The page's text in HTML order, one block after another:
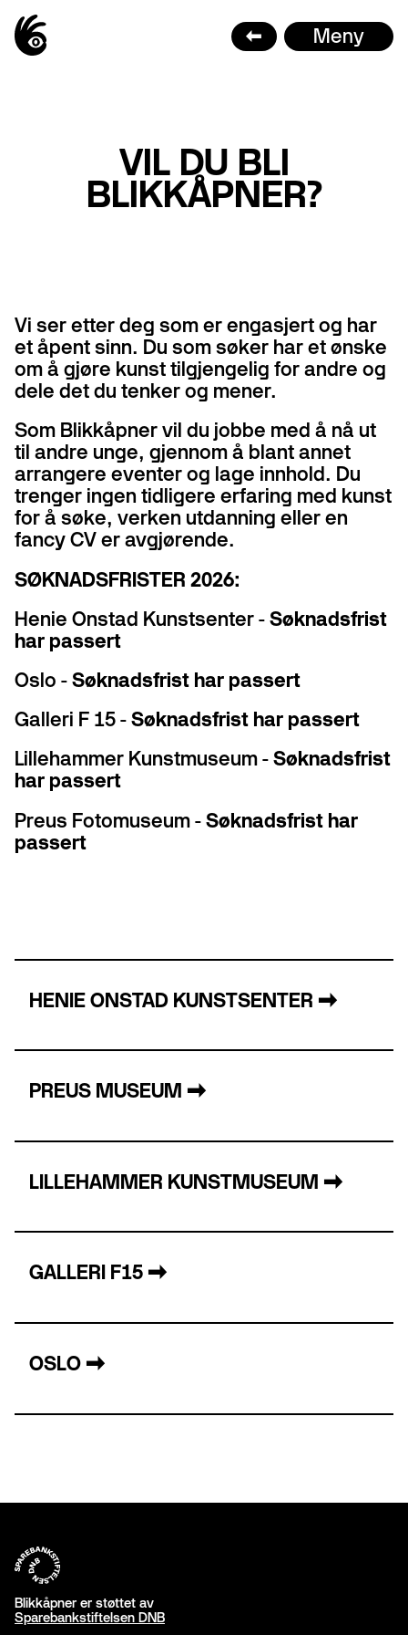
← Meny
VIL DU BLI
BLIKKÅPNER?
Vi ser etter deg som er engasjert og har
et åpent sinn. Du som søker har et ønske
om å gjøre kunst tilgjengelig for andre og
dele det du tenker og mener.
Som Blikkåpner vil du jobbe med å nå ut
til andre unge, gjennom å blant annet
arrangere eventer og lage innhold. Du
trenger ingen tidligere erfaring med kunst
for å søke, verken utdanning eller en
fancy CV er avgjørende.
SØKNADSFRISTER 2026:
Henie Onstad Kunstsenter - Søknadsfrist
har passert
Oslo - Søknadsfrist har passert
Galleri F 15 - Søknadsfrist har passert
Lillehammer Kunstmuseum - Søknadsfrist
har passert
Preus Fotomuseum - Søknadsfrist har
passert
HENIE ONSTAD KUNSTSENTER →
PREUS MUSEUM →
LILLEHAMMER KUNSTMUSEUM →
GALLERI F15 →
OSLO →
Blikkåpner er støttet av
Sparebankstiftelsen DNB